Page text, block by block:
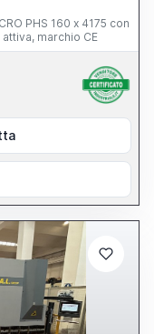
PHS 160 x 4175 con
marchio CE